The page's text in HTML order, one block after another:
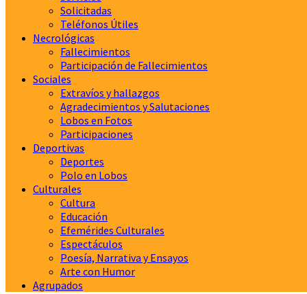
Solicitadas
Teléfonos Útiles
Necrológicas
Fallecimientos
Participación de Fallecimientos
Sociales
Extravíos y hallazgos
Agradecimientos y Salutaciones
Lobos en Fotos
Participaciones
Deportivas
Deportes
Polo en Lobos
Culturales
Cultura
Educación
Efemérides Culturales
Espectáculos
Poesía, Narrativa y Ensayos
Arte con Humor
Agrupados